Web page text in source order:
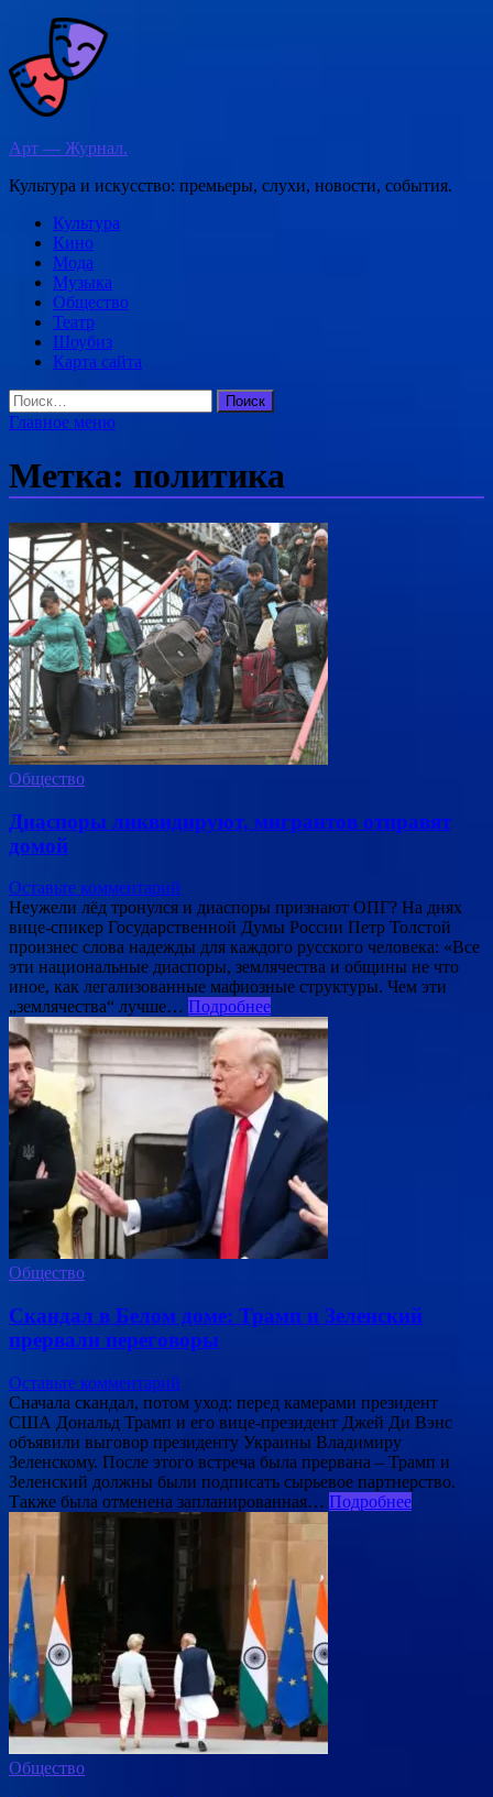
Перейти
содержимому
Арт — Журнал.
Культура и искусство: премьеры, слухи, новости, события.
Культура
Кино
Мода
Музыка
Общество
Театр
Шоубиз
Карта сайта
Найти:
Главное меню
Метка: политика
Общество
Диаспоры ликвидируют, мигрантов отправят
домой
Оставьте комментарий
Неужели лёд тронулся и диаспоры признают ОПГ? На днях
вице-спикер Государственной Думы России Петр Толстой
произнес слова надежды для каждого русского человека: «Все
эти национальные диаспоры, землячества и общины не что
иное, как легализованные мафиозные структуры. Чем эти
„землячества“ лучше… Подробнее
Общество
Скандал в Белом доме: Трамп и Зеленский
прервали переговоры
Оставьте комментарий
Сначала скандал, потом уход: перед камерами президент
США Дональд Трамп и его вице-президент Джей Ди Вэнс
объявили выговор президенту Украины Владимиру
Зеленскому. После этого встреча была прервана – Трамп и
Зеленский должны были подписать сырьевое партнерство.
Также была отменена запланированная… Подробнее
Общество